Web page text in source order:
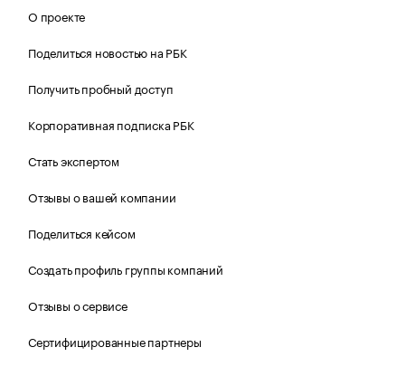
О проекте
Поделиться новостью на РБК
Получить пробный доступ
Корпоративная подписка РБК
Стать экспертом
Отзывы о вашей компании
Поделиться кейсом
Создать профиль группы компаний
Отзывы о сервисе
Сертифицированные партнеры